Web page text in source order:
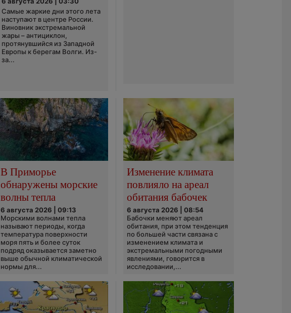
Самые жаркие дни этого лета
наступают в центре России.
Виновник экстремальной
жары – антициклон,
протянувшийся из Западной
Европы к берегам Волги. Из-
за...
В Приморье
обнаружены морские
волны тепла
6 августа 2026 | 09:13
Морскими волнами тепла
называют периоды, когда
температура поверхности
моря пять и более суток
подряд оказывается заметно
выше обычной климатической
нормы для...
Изменение климата
повлияло на ареал
обитания бабочек
6 августа 2026 | 08:54
Бабочки меняют ареал
обитания, при этом тенденция
по большей части связана с
изменением климата и
экстремальными погодными
явлениями, говорится в
исследовании,...